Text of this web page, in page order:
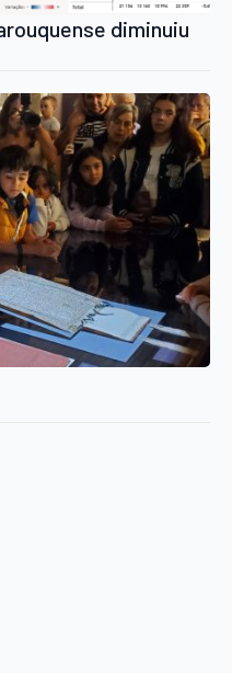
diminuiu